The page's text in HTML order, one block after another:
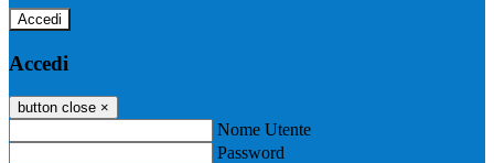
Accedi
Accedi
button close ×
Nome Utente
Password